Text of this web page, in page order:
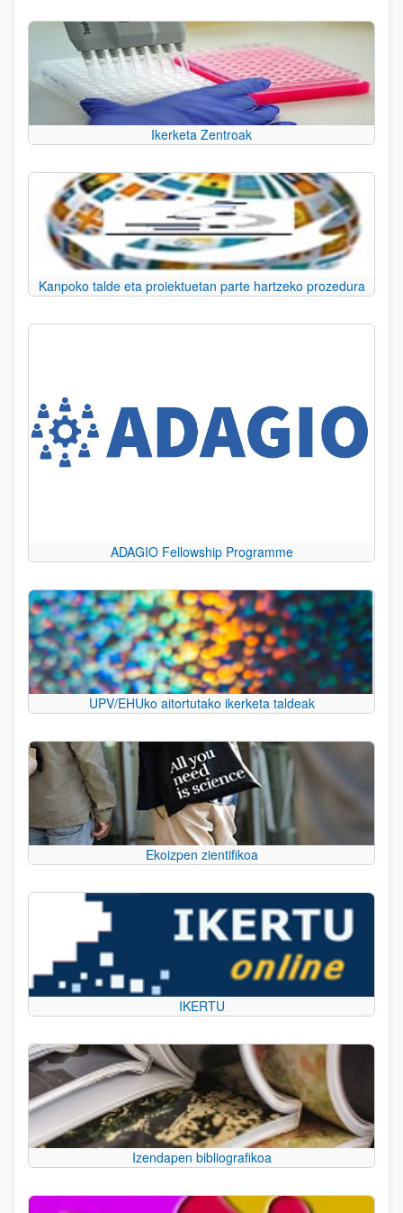
Ikerketa Zentroak
Kanpoko talde eta proiektuetan parte hartzeko prozedura
ADAGIO Fellowship Programme
UPV/EHUko aitortutako ikerketa taldeak
Ekoizpen zientifikoa
IKERTU
Izendapen bibliografikoa